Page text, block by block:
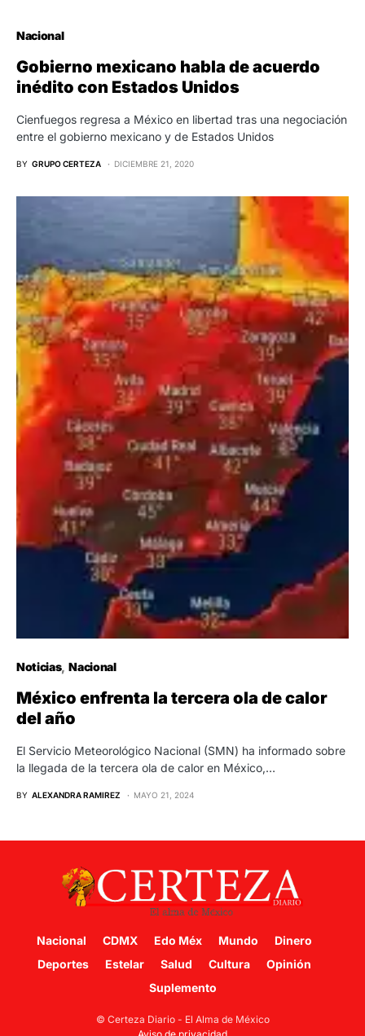
Nacional
Gobierno mexicano habla de acuerdo
inédito con Estados Unidos
Cienfuegos regresa a México en libertad tras una negociación
entre el gobierno mexicano y de Estados Unidos
BY GRUPO CERTEZA DICIEMBRE 21, 2020
Noticias Nacional
México enfrenta la tercera ola de calor
del año
El Servicio Meteorológico Nacional (SMN) ha informado sobre
la llegada de la tercera ola de calor en México,…
BY ALEXANDRA RAMIREZ MAYO 21, 2024
Nacional CDMX Edo Méx Mundo
Dinero
Deportes
Estelar Salud Cultura
Opinión
Suplemento
© Certeza Diario - El Alma de México